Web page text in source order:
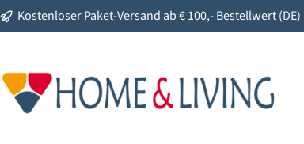
Zur Hauptnavigation springen
Kostenloser Paket-Versand ab € 100,- Bestellwert (DE)